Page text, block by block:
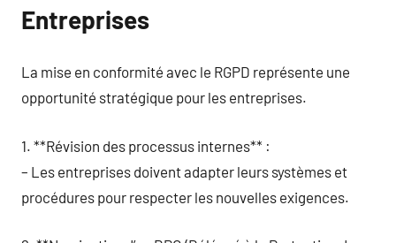
Entreprises
La mise en conformité avec le RGPD représente une
opportunité stratégique pour les entreprises.
1. **Révision des processus internes** :
– Les entreprises doivent adapter leurs systèmes et
procédures pour respecter les nouvelles exigences.